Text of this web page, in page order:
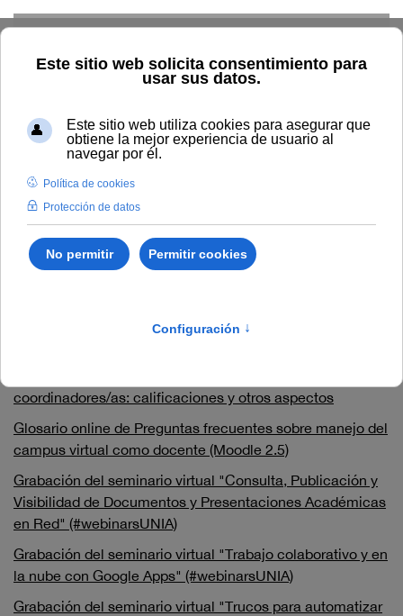
Inicio Innovación
Conocimiento abierto y difusión
Recursos Educativos en abierto
Manejo del campus virtual
de la UNIA
Contenido OCW Aprendizaje colaborativo a través del
coordinadores/as: calificaciones y otros aspectos
Glosario online de Preguntas frecuentes sobre manejo del
campus virtual como docente (Moodle 2.5)
Grabación del seminario virtual "Consulta, Publicación y
Visibilidad de Documentos y Presentaciones Académicas
en Red" (#webinarsUNIA)
Grabación del seminario virtual "Trabajo colaborativo y en
la nube con Google Apps" (#webinarsUNIA)
Grabación del seminario virtual "Trucos para automatizar